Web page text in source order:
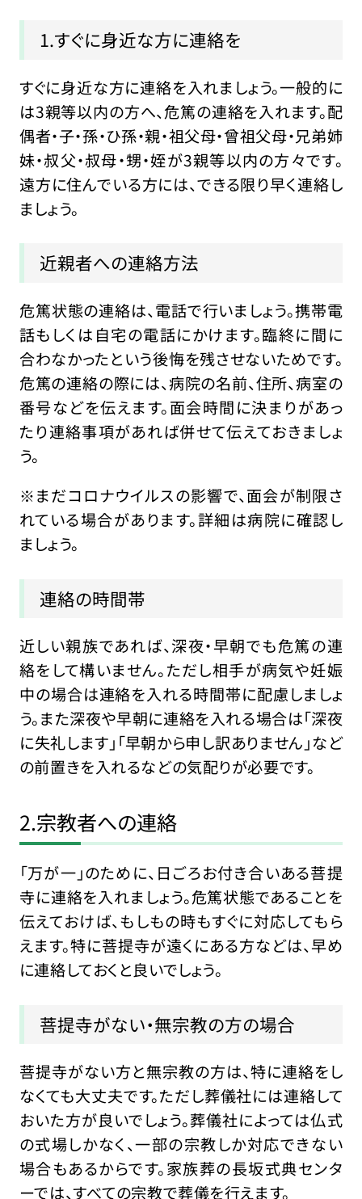
1.すぐに身近な方に連絡を
すぐに身近な方に連絡を入れましょう。一般的に
は3親等以内の方へ、危篤の連絡を入れます。配
偶者・子・孫・ひ孫・親・祖父母・曾祖父母・兄弟姉
妹・叔父・叔母・甥・姪が3親等以内の方々です。
遠方に住んでいる方には、できる限り早く連絡し
ましょう。
近親者への連絡方法
危篤状態の連絡は、電話で行いましょう。携帯電
話もしくは自宅の電話にかけます。臨終に間に
合わなかったという後悔を残させないためです。
危篤の連絡の際には、病院の名前、住所、病室の
番号などを伝えます。面会時間に決まりがあっ
たり連絡事項があれば併せて伝えておきましょ
う。
※まだコロナウイルスの影響で、面会が制限さ
れている場合があります。詳細は病院に確認し
ましょう。
連絡の時間帯
近しい親族であれば、深夜・早朝でも危篤の連
絡をして構いません。ただし相手が病気や妊娠
中の場合は連絡を入れる時間帯に配慮しましょ
う。また深夜や早朝に連絡を入れる場合は「深夜
に失礼します」「早朝から申し訳ありません」など
の前置きを入れるなどの気配りが必要です。
2.宗教者への連絡
「万が一」のために、日ごろお付き合いある菩提
寺に連絡を入れましょう。危篤状態であることを
伝えておけば、もしもの時もすぐに対応してもら
えます。特に菩提寺が遠くにある方などは、早め
に連絡しておくと良いでしょう。
菩提寺がない・無宗教の方の場合
菩提寺がない方と無宗教の方は、特に連絡をし
なくても大丈夫です。ただし葬儀社には連絡して
おいた方が良いでしょう。葬儀社によっては仏式
の式場しかなく、一部の宗教しか対応できない
場合もあるからです。家族葬の長坂式典センタ
ーでは、すべての宗教で葬儀を行えます。